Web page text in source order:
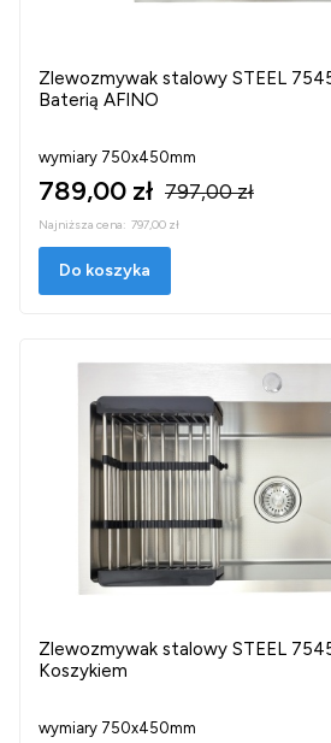
Zlewozmywak stalowy STEEL
Baterią AFINO
wymiary 750x450mm
789,00 zł 797,00 zł
Najniższa cena: 797,00 zł
Do koszyka
Zlewozmywak stalowy STEEL
Koszykiem
wymiary 750x450mm